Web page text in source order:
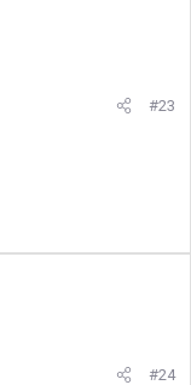
#23
#24